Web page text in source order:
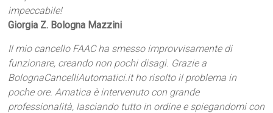
impeccabile!
Giorgia Z. Bologna Mazzini
Il mio cancello FAAC ha smesso improvvisamente di
funzionare, creando non pochi disagi. Grazie a
BolognaCancelliAutomatici.it ho risolto il problema in
poche ore. Amatica è intervenuto con grande
professionalità, lasciando tutto in ordine e spiegandomi con